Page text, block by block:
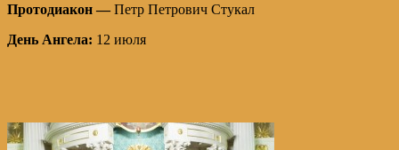
Протодиакон —Петр Петрович Стукал
День Ангела: 12 июля